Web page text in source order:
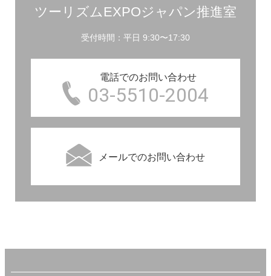
ツーリズムEXPOジャパン推進室
受付時間：平日 9:30〜17:30
電話でのお問い合わせ
03-5510-2004
メールでのお問い合わせ